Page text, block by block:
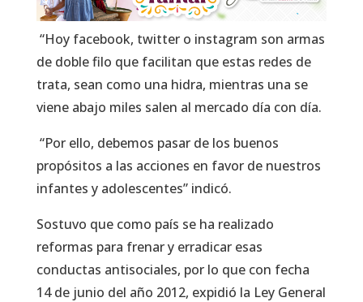
“Hoy facebook, twitter o instagram son armas
de doble filo que facilitan que estas redes de
trata, sean como una hidra, mientras una se
viene abajo miles salen al mercado día con día.
“Por ello, debemos pasar de los buenos
propósitos a las acciones en favor de nuestros
infantes y adolescentes” indicó.
Sostuvo que como país se ha realizado
reformas para frenar y erradicar esas
conductas antisociales, por lo que con fecha
14 de junio del año 2012, expidió la Ley General